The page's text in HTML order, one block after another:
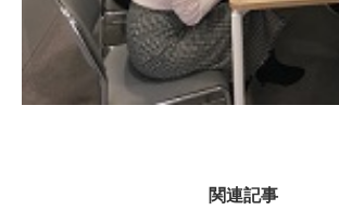
関連記事